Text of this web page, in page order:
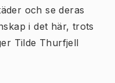
och se deras
i det här, trots
Tilde Thurfjell